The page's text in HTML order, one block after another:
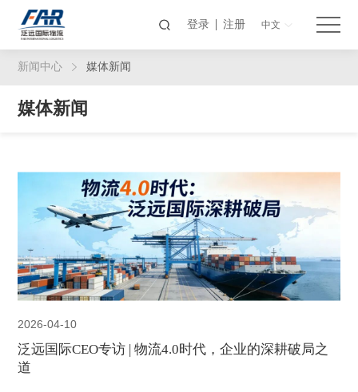
登录 注册 中文
新闻中心 媒体新闻
媒体新闻
2026-04-10
泛远国际CEO专访 | 物流4.0时代，企业的深耕破局之
道